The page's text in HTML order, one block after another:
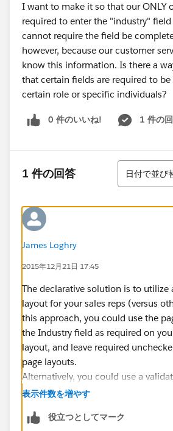
I want to make it so that our ONLY
required to enter the "industry"
cannot require the field be
however, because our customer
know this information. Is there a
that certain fields are required to
certain role or specific individuals?
0 件のいいね! 1 件の
1 件の回答
並び替え
日付で並び
James Loghry
2015年12月21日 17:45
The declarative solution is to utilize
layout for your sales reps (versus
this approach, you could use the
the Industry field as required on
layout, and leave required
page layouts.
Alternatively, you could use a
$Profile global variable to determine
then display an error.
表示件数を増やす
役立つとしてマーク